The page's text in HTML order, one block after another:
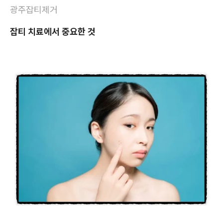
광주잡티제거
잡티 치료에서 중요한 것